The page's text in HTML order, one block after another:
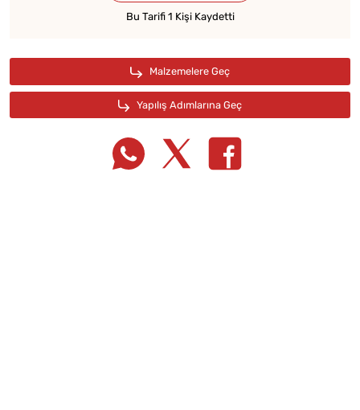
Bu Tarifi 1 Kişi Kaydetti